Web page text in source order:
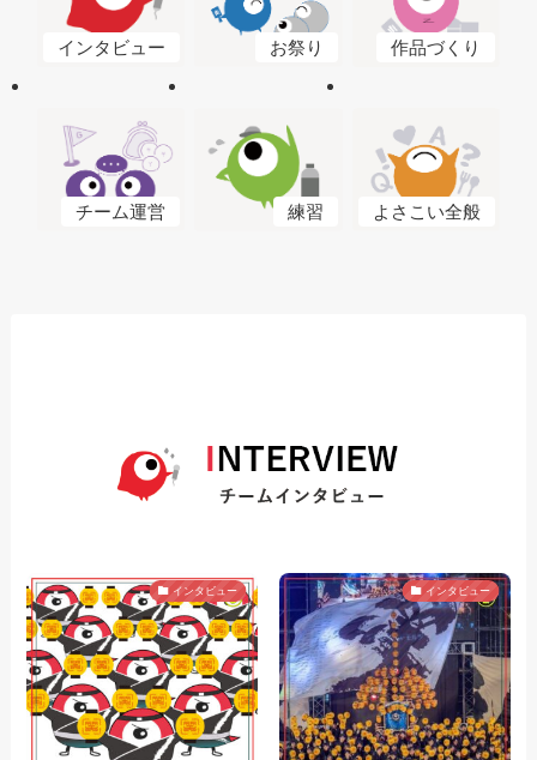
インタビュー お祭り 作品づくり
チーム運営 練習 よさこい全般
インタビュー インタビュー